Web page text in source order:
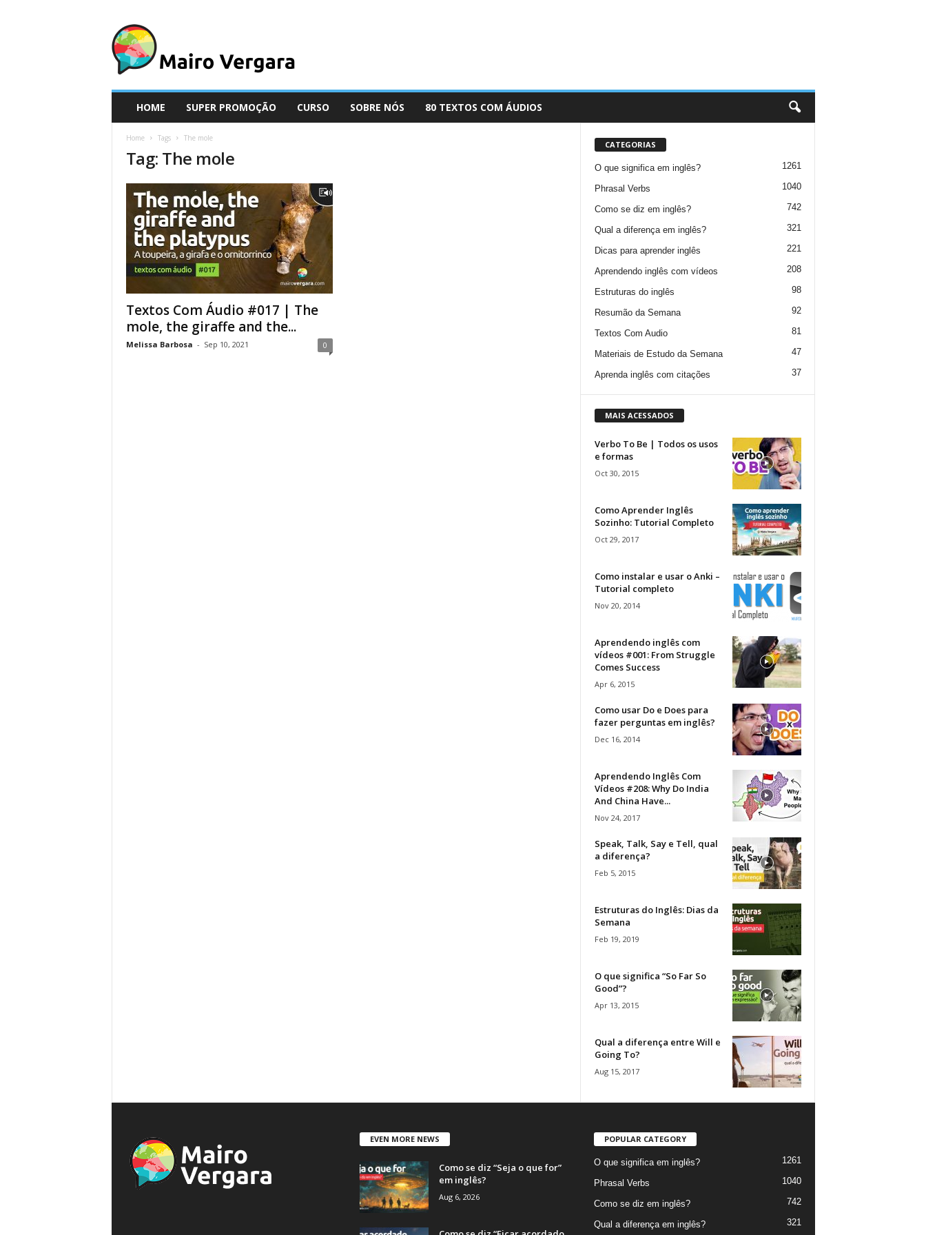
i
r
HOME SUPER PROMOÇÃO CURSO SOBRE NÓS 80 TEXTOS COM ÁUDIOS
Home Tags The mole
Tag: The mole
Textos Com Áudio #017 | The
mole, the giraffe and the...
Melissa Barbosa - Sep 10, 2021 0
CATEGORIAS
O que significa em inglês? 1261
Phrasal Verbs 1040
Como se diz em inglês? 742
Qual a diferença em inglês? 321
Dicas para aprender inglês 221
Aprendendo inglês com vídeos 208
Estruturas do inglês 98
Resumão da Semana 92
Textos Com Audio 81
Materiais de Estudo da Semana 47
Aprenda inglês com citações 37
MAIS ACESSADOS
Verbo To Be | Todos os usos
e formas
Oct 30, 2015
Como Aprender Inglês
Sozinho: Tutorial Completo
Oct 29, 2017
Como instalar e usar o Anki –
Tutorial completo
Nov 20, 2014
Aprendendo inglês com
vídeos #001: From Struggle
Comes Success
Apr 6, 2015
Como usar Do e Does para
fazer perguntas em inglês?
Dec 16, 2014
Aprendendo Inglês Com
Vídeos #208: Why Do India
And China Have...
Nov 24, 2017
Speak, Talk, Say e Tell, qual
a diferença?
Feb 5, 2015
Estruturas do Inglês: Dias da
Semana
Feb 19, 2019
O que significa “So Far So
Good”?
Apr 13, 2015
Qual a diferença entre Will e
Going To?
Aug 15, 2017
EVEN MORE NEWS
Como se diz “Seja o que for”
em inglês?
Aug 6, 2026
POPULAR CATEGORY
O que significa em inglês? 1261
Phrasal Verbs 1040
Como se diz em inglês? 742
Qual a diferença em inglês? 321